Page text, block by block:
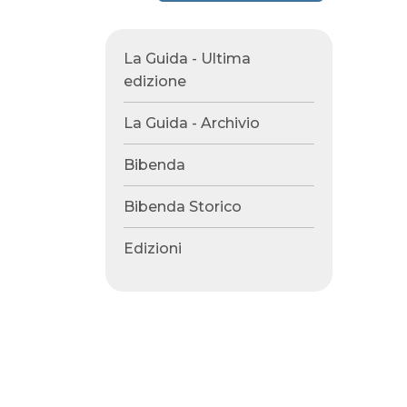
La Guida - Ultima
edizione
La Guida - Archivio
Bibenda
Bibenda Storico
Edizioni